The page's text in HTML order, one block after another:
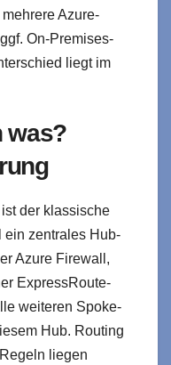
Azure-
On-Premises-
liegt im
was?
ist der klassische
ein zentrales Hub-
Azure Firewall,
ExpressRoute-
weiteren Spoke-
Hub. Routing
liegen